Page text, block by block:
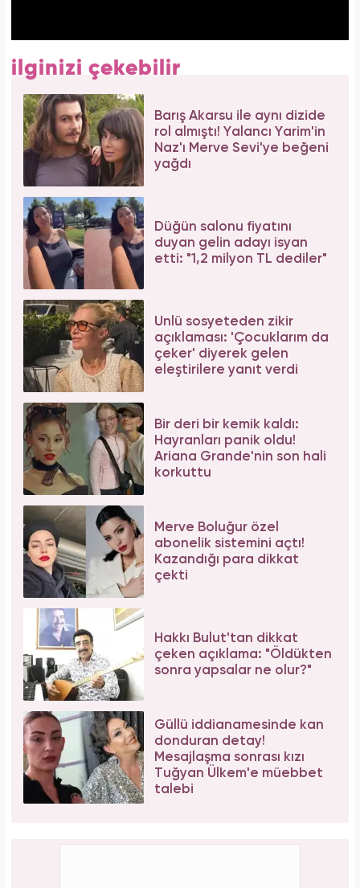
ilginizi çekebilir
Barış Akarsu ile aynı dizide
rol almıştı! Yalancı Yarim'in
Naz'ı Merve Sevi'ye beğeni
yağdı
Düğün salonu fiyatını
duyan gelin adayı isyan
etti: "1,2 milyon TL dediler"
Ünlü sosyeteden zikir
açıklaması: 'Çocuklarım da
çeker' diyerek gelen
eleştirilere yanıt verdi
Bir deri bir kemik kaldı:
Hayranları panik oldu!
Ariana Grande'nin son hali
korkuttu
Merve Boluğur özel
abonelik sistemini açtı!
Kazandığı para dikkat
çekti
Hakkı Bulut'tan dikkat
çeken açıklama: "Öldükten
sonra yapsalar ne olur?"
Güllü iddianamesinde kan
donduran detay!
Mesajlaşma sonrası kızı
Tuğyan Ülkem'e müebbet
talebi